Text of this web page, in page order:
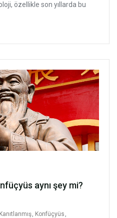
özellikle son yıllarda bu
aynı şey mi?
Kanıtlanmış, Konfüçyüs ,